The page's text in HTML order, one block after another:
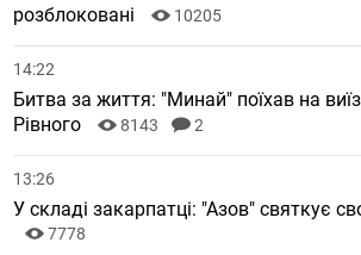
розблоковані
10205
14:22
Битва за життя: "Минай" поїхав на
Рівного
8143 2
13:26
У складі закарпатці: "Азов" святкує
7778